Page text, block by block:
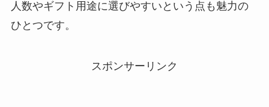
人数やギフト用途に選びやすいという点も魅力の
ひとつです。
スポンサーリンク